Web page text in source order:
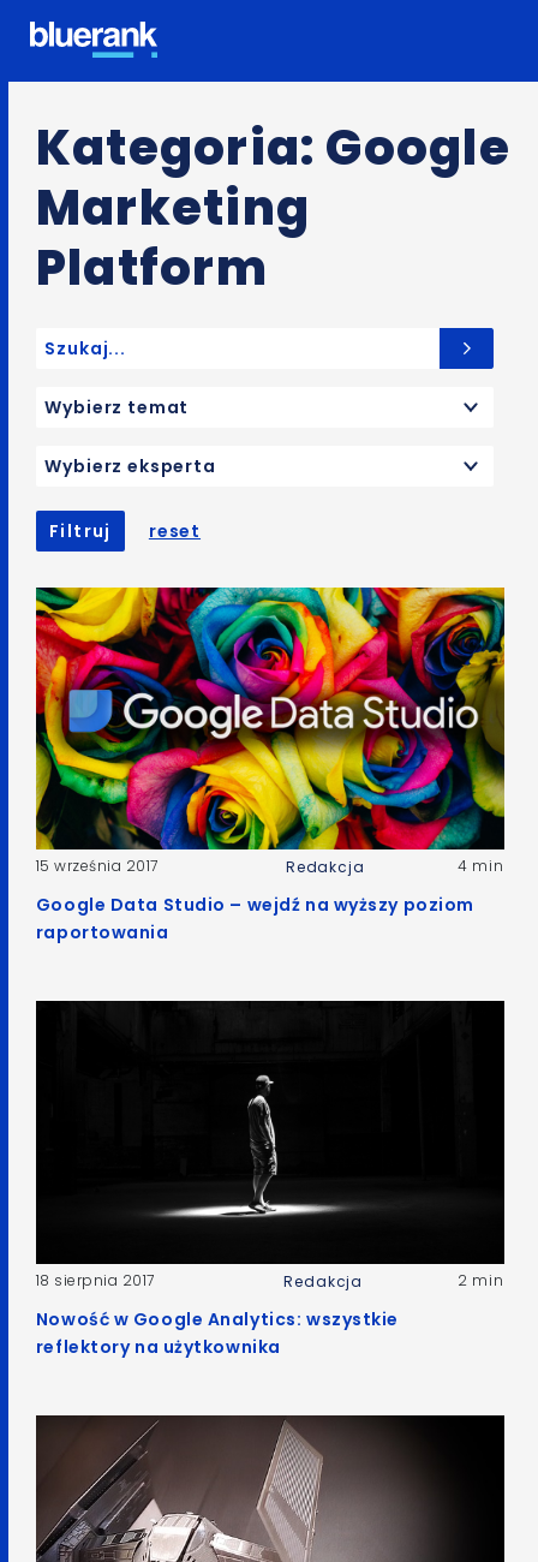
Kategoria: Google
Marketing
Platform
15 września 2017 Redakcja 4 min
Google Data Studio – wejdź na wyższy poziom
raportowania
18 sierpnia 2017 Redakcja 2 min
Nowość w Google Analytics: wszystkie
reflektory na użytkownika
Wybierz temat
Wybierz eksperta
Filtruj reset